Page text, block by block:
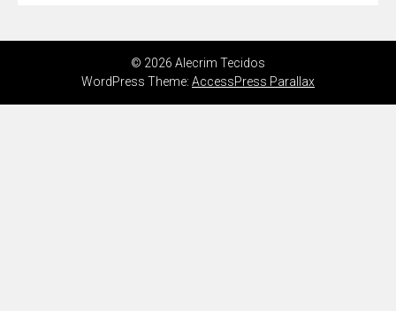
© 2026 Alecrim Tecidos
WordPress Theme: AccessPress Parallax